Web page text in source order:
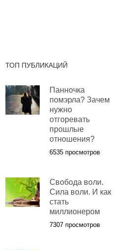
ТОП ПУБЛИКАЦИЙ
Панночка
помэрла? Зачем
нужно
отгоревать
прошлые
отношения?
6535 просмотров
Свобода воли.
Сила воли. И как
стать
миллионером
7307 просмотров